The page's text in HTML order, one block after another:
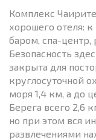
Комплекс
хорошего отеля:
баром, спа-центр,
Безопасность
закрыта для
круглосуточной
моря 1,4 км, а до
Берега всего 2,6
но при этом вся
развлечениями